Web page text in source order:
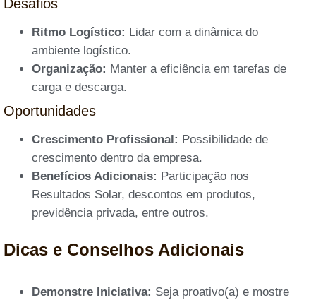
Desafios
Ritmo Logístico: Lidar com a dinâmica do
ambiente logístico.
Organização: Manter a eficiência em tarefas de
carga e descarga.
Oportunidades
Crescimento Profissional: Possibilidade de
crescimento dentro da empresa.
Benefícios Adicionais: Participação nos
Resultados Solar, descontos em produtos,
previdência privada, entre outros.
Dicas e Conselhos Adicionais
Demonstre Iniciativa: Seja proativo(a) e mostre